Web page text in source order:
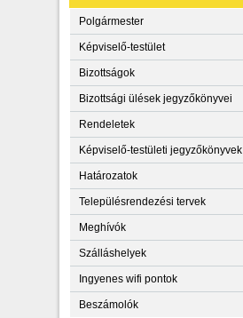
Polgármester
Képviselő-testület
Bizottságok
Bizottsági ülések jegyzőkönyvei
Rendeletek
Képviselő-testületi jegyzőkönyvek
Határozatok
Településrendezési tervek
Meghívók
Szálláshelyek
Ingyenes wifi pontok
Beszámolók